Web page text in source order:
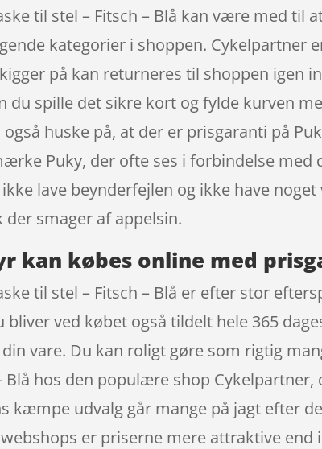
til stel – Fitsch – Blå kan være med
kategorier i shoppen.
på kan returneres til shoppen igen
du spille det sikre kort og fylde kurven
huske på, at der er prisgaranti på
Puky, der ofte ses i forbindelse
lave beynderfejlen og ikke have
smager af appelsin.
kan købes online med
til stel – Fitsch – Blå er efter stor
bliver ved købet også tildelt hele 365
vare. Du kan roligt gøre som rigtig
Blå hos den populære shop
kæmpe udvalg går mange på jagt efter
er priserne mere attraktive